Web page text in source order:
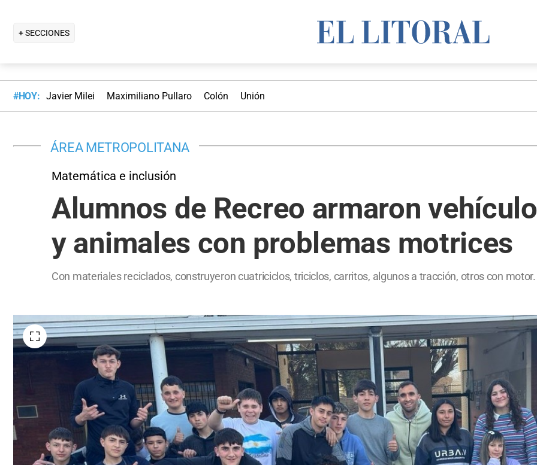
+ SECCIONES
#HOY: Javier Milei Maximiliano Pullaro Colón Unión
ÁREA METROPOLITANA
Matemática e inclusión
Alumnos de Recreo armaron
y animales con problemas motrices
Con materiales reciclados, construyeron cuatriciclos, triciclos, carritos, algunos a tracción, otros con